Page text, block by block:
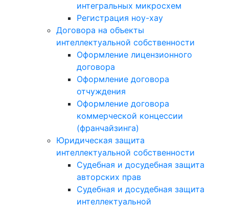
интегральных микросхем
Регистрация ноу-хау
Договора на объекты
интеллектуальной собственности
Оформление лицензионного
договора
Оформление договора
отчуждения
Оформление договора
коммерческой концессии
(франчайзинга)
Юридическая защита
интеллектуальной собственности
Судебная и досудебная защита
авторских прав
Судебная и досудебная защита
интеллектуальной